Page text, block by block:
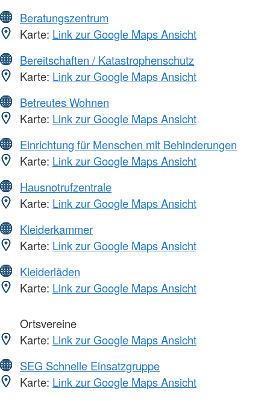
Beratungszentrum
Karte: Link zur Google Maps Ansicht
Bereitschaften / Katastrophenschutz
Karte: Link zur Google Maps Ansicht
Betreutes Wohnen
Karte: Link zur Google Maps Ansicht
Einrichtung für Menschen mit Behinderungen
Karte: Link zur Google Maps Ansicht
Hausnotrufzentrale
Karte: Link zur Google Maps Ansicht
Kleiderkammer
Karte: Link zur Google Maps Ansicht
Kleiderläden
Karte: Link zur Google Maps Ansicht
Ortsvereine
Karte: Link zur Google Maps Ansicht
SEG Schnelle Einsatzgruppe
Karte: Link zur Google Maps Ansicht